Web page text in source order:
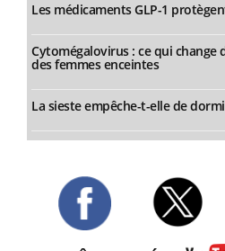
Les médicaments GLP-1
Cytomégalovirus : ce qui change
des femmes enceintes
La sieste empêche-t-elle de